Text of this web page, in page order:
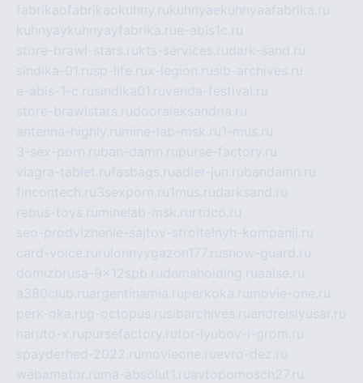
fabrikaofabrikaokuhny.rukuhnyaekuhnyaafabrika.ru
kuhnyaykuhnyayfabrika.rue-abis1c.ru
store-brawl-stars.rukts-services.rudark-sand.ru
sindika-01.rusp-life.rux-legion.rusib-archives.ru
e-abis-1-c.rusindika01.ruvenda-festival.ru
store-brawlstars.rudooraleksandria.ru
antenna-highly.ru mine-lab-msk.ru1-mus.ru
3-sex-porn.ruban-damn.rupurse-factory.ru
viagra-tablet.rufasbags.ruadler-jun.rubandamn.ru
fincontech.ru3sexporn.ru1mus.rudarksand.ru
rebus-toys.ru minelab-msk.ru rtdco.ru
seo-prodvizhenie-sajtov-stroitelnyh-kompanij.ru
card-voice.ru rulonnyygazon177.rusnow-guard.ru
domizbrusa-9x12spb.rudemaholding.ruaalse.ru
a380club.ruargentinamia.ruperkoka.ru movie-one.ru
perk-oka.rug-octopus.rusibarchives.ruandreislyusar.ru
naruto-x.rupursefactory.rutor-lyubov-i-grom.ru
spayderhed-2022.ru movieone.ruevro-dez.ru
webamator.ru ma-absolut1.ruavtopomosch27.ru